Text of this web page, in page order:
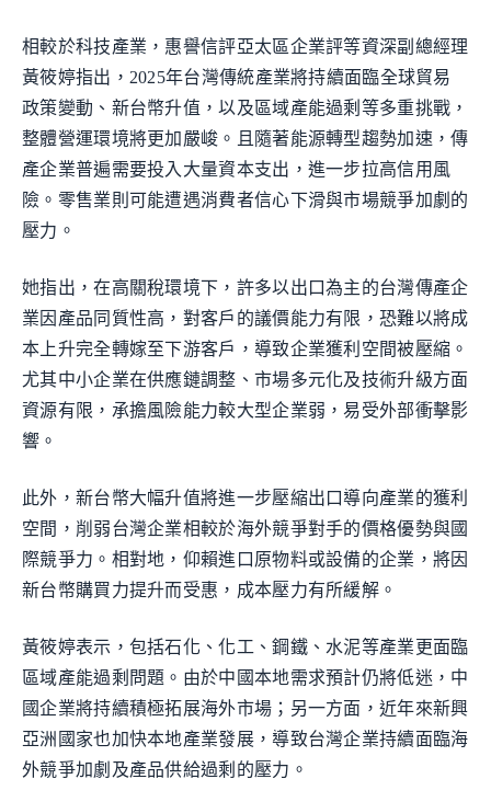
相較於科技產業，惠譽信評亞太區企業評等資深副總經理
黃筱婷指出，2025年台灣傳統產業將持續面臨全球貿易
政策變動、新台幣升值，以及區域產能過剩等多重挑戰，
整體營運環境將更加嚴峻。且隨著能源轉型趨勢加速，傳
產企業普遍需要投入大量資本支出，進一步拉高信用風
險。零售業則可能遭遇消費者信心下滑與市場競爭加劇的
壓力。
她指出，在高關稅環境下，許多以出口為主的台灣傳產企
業因產品同質性高，對客戶的議價能力有限，恐難以將成
本上升完全轉嫁至下游客戶，導致企業獲利空間被壓縮。
尤其中小企業在供應鏈調整、市場多元化及技術升級方面
資源有限，承擔風險能力較大型企業弱，易受外部衝擊影
響。
此外，新台幣大幅升值將進一步壓縮出口導向產業的獲利
空間，削弱台灣企業相較於海外競爭對手的價格優勢與國
際競爭力。相對地，仰賴進口原物料或設備的企業，將因
新台幣購買力提升而受惠，成本壓力有所緩解。
黃筱婷表示，包括石化、化工、鋼鐵、水泥等產業更面臨
區域產能過剩問題。由於中國本地需求預計仍將低迷，中
國企業將持續積極拓展海外市場；另一方面，近年來新興
亞洲國家也加快本地產業發展，導致台灣企業持續面臨海
外競爭加劇及產品供給過剩的壓力。